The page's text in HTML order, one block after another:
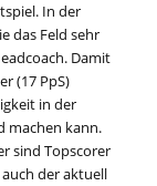
In der
das Feld sehr
Damit
(17 PpS)
in der
machen kann.
sind Topscorer
der aktuell